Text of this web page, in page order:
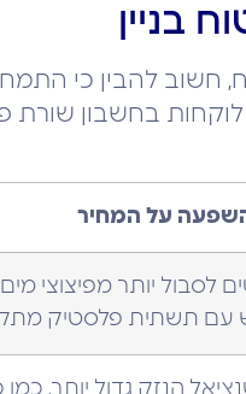
בניין
להבין כי
לוקחות בחשבון
על המחיר
לסבול יותר מפיצוצי
עם תשתית פלסטיק
הנזק גדול יותר. כמו